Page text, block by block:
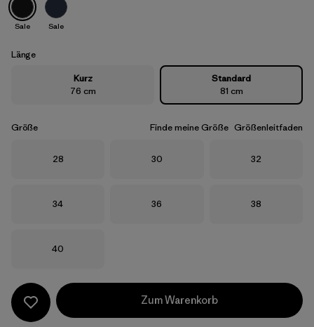
Black
Sale Sale
Länge
Kurz
76 cm
Standard
81 cm
Größe Finde meine Größe Größenleitfaden
Größe
28 Größe
30 Größe
32
Größe
34 Größe
36 Größe
38
Größe
40
Zum Warenkorb